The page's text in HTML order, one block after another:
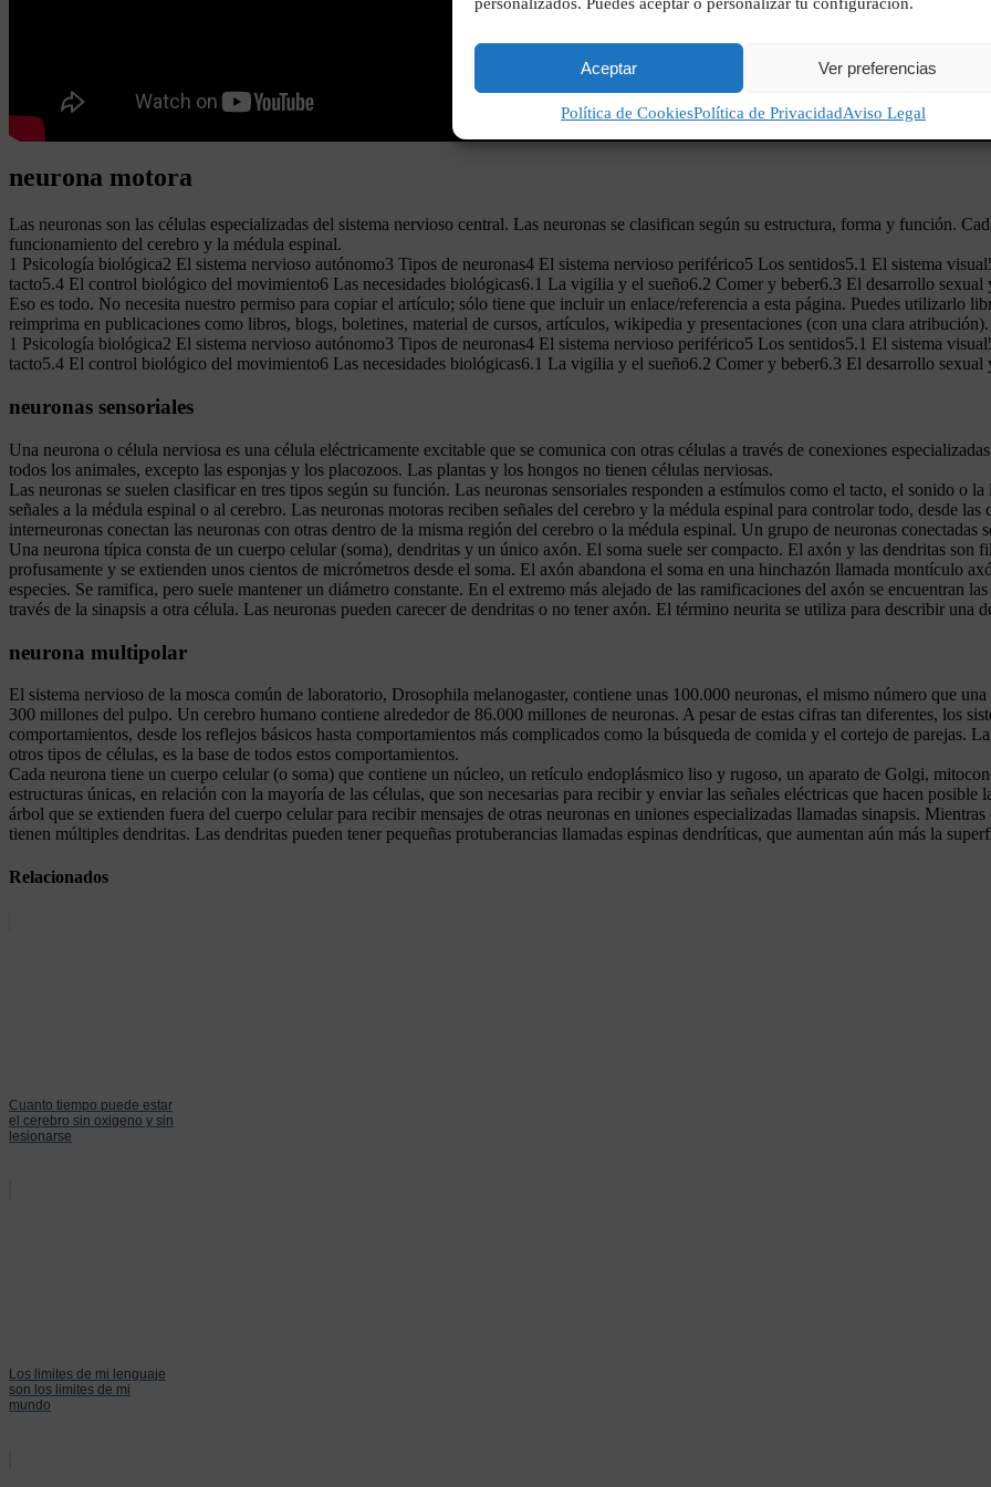
Aceptar Ver preferencias
Política de CookiesPolítica de PrivacidadAviso Legal
neurona motora
Las neuronas son las células especializadas del sistema nervioso central. Las neuronas se clasifican según su estructura, forma y función.
funcionamiento del cerebro y la médula espinal.
1 Psicología biológica2 El sistema nervioso autónomo3 Tipos de neuronas4 El sistema nervioso periférico5 Los sentidos5.1 El sistema
tacto5.4 El control biológico del movimiento6 Las necesidades biológicas6.1 La vigilia y el sueño6.2 Comer y beber6.3 El desarrollo
Eso es todo. No necesita nuestro permiso para copiar el artículo; sólo tiene que incluir un enlace/referencia a esta página. Puedes utilizarlo
reimprima en publicaciones como libros, blogs, boletines, material de cursos, artículos, wikipedia y presentaciones (con una clara atribución).
1 Psicología biológica2 El sistema nervioso autónomo3 Tipos de neuronas4 El sistema nervioso periférico5 Los sentidos5.1 El sistema
tacto5.4 El control biológico del movimiento6 Las necesidades biológicas6.1 La vigilia y el sueño6.2 Comer y beber6.3 El desarrollo
neuronas sensoriales
Una neurona o célula nerviosa es una célula eléctricamente excitable que se comunica con otras células a través de conexiones
todos los animales, excepto las esponjas y los placozoos. Las plantas y los hongos no tienen células nerviosas.
Las neuronas se suelen clasificar en tres tipos según su función. Las neuronas sensoriales responden a estímulos como el tacto, el sonido o
señales a la médula espinal o al cerebro. Las neuronas motoras reciben señales del cerebro y la médula espinal para controlar todo, desde
interneuronas conectan las neuronas con otras dentro de la misma región del cerebro o la médula espinal. Un grupo de neuronas conectadas
Una neurona típica consta de un cuerpo celular (soma), dendritas y un único axón. El soma suele ser compacto. El axón y las dendritas son
profusamente y se extienden unos cientos de micrómetros desde el soma. El axón abandona el soma en una hinchazón llamada montículo
especies. Se ramifica, pero suele mantener un diámetro constante. En el extremo más alejado de las ramificaciones del axón se encuentran
través de la sinapsis a otra célula. Las neuronas pueden carecer de dendritas o no tener axón. El término neurita se utiliza para describir una
neurona multipolar
El sistema nervioso de la mosca común de laboratorio, Drosophila melanogaster, contiene unas 100.000 neuronas, el mismo número que
300 millones del pulpo. Un cerebro humano contiene alrededor de 86.000 millones de neuronas. A pesar de estas cifras tan diferentes, los
comportamientos, desde los reflejos básicos hasta comportamientos más complicados como la búsqueda de comida y el cortejo de parejas.
otros tipos de células, es la base de todos estos comportamientos.
Cada neurona tiene un cuerpo celular (o soma) que contiene un núcleo, un retículo endoplásmico liso y rugoso, un aparato de Golgi,
estructuras únicas, en relación con la mayoría de las células, que son necesarias para recibir y enviar las señales eléctricas que hacen
árbol que se extienden fuera del cuerpo celular para recibir mensajes de otras neuronas en uniones especializadas llamadas sinapsis.
tienen múltiples dendritas. Las dendritas pueden tener pequeñas protuberancias llamadas espinas dendríticas, que aumentan aún más la
Relacionados
Cuanto tiempo puede estar
el cerebro sin oxigeno y sin
lesionarse
Los limites de mi lenguaje
son los limites de mi
mundo